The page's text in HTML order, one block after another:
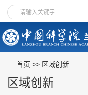
首页 >> 区域创新
区域创新